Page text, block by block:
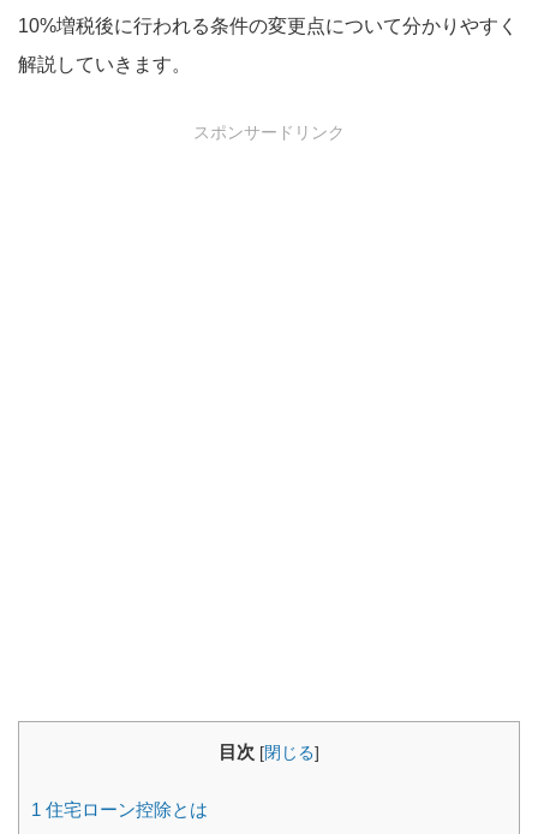
10%増税後に行われる条件の変更点について分かりやすく
解説していきます。
スポンサードリンク
目次 [閉じる]
1 住宅ローン控除とは